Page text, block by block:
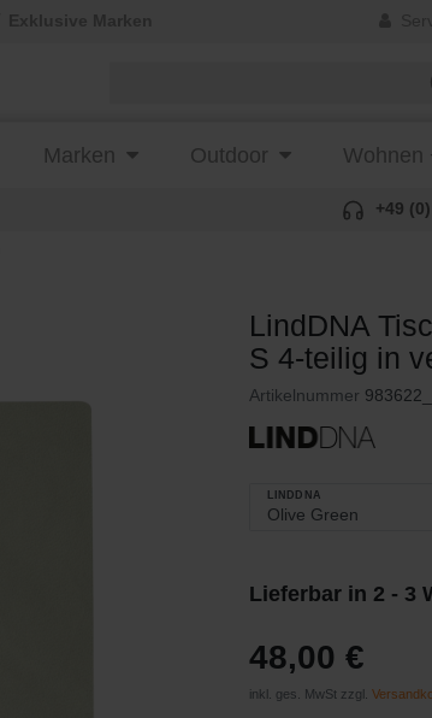
Marken Outdoor Wohnen
+49
LindDNA
S 4-teilig in
Artikelnummer
LINDDNA
Lieferbar in 2 - 3
48,00 €
inkl. ges. MwSt zzgl.